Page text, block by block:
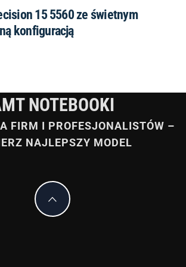
15 5560 ze świetnym
konfiguracją
NOTEBOOKI
FIRM I PROFESJONALISTÓW –
NAJLEPSZY MODEL